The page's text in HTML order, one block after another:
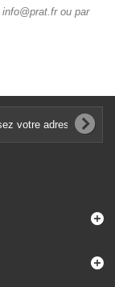
info@prat.fr ou par